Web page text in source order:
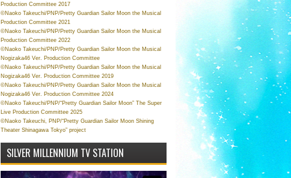
Production Committee 2017
©Naoko Takeuchi/PNP/Pretty Guardian Sailor Moon the Musical
Production Committee 2021
©Naoko Takeuchi/PNP/Pretty Guardian Sailor Moon the Musical
Production Committee 2022
©Naoko Takeuchi/PNP/Pretty Guardian Sailor Moon the Musical
Nogizaka46 Ver. Production Committee
©Naoko Takeuchi/PNP/Pretty Guardian Sailor Moon the Musical
Nogizaka46 Ver. Production Committee 2019
©Naoko Takeuchi/PNP/Pretty Guardian Sailor Moon the Musical
Nogizaka46 Ver. Production Committee 2024
©Naoko Takeuchi/PNP/“Pretty Guardian Sailor Moon” The Super
Live Production Committee 2025
©Naoko Takeuchi, PNP/“Pretty Guardian Sailor Moon Shining
Theater Shinagawa Tokyo” project
SILVER MILLENNIUM TV STATION